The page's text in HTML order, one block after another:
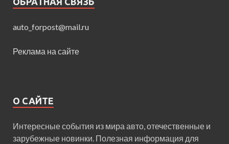
auto_forpost@mail.ru
Реклама на сайте
О САЙТЕ
Интересные события из мира авто, отечественные и
зарубежные новинки. Полезная информация для